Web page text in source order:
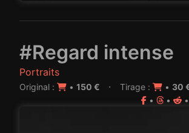
#Regard intense
Portraits
Original : • 150 € · Tirage : • 30
•
• •